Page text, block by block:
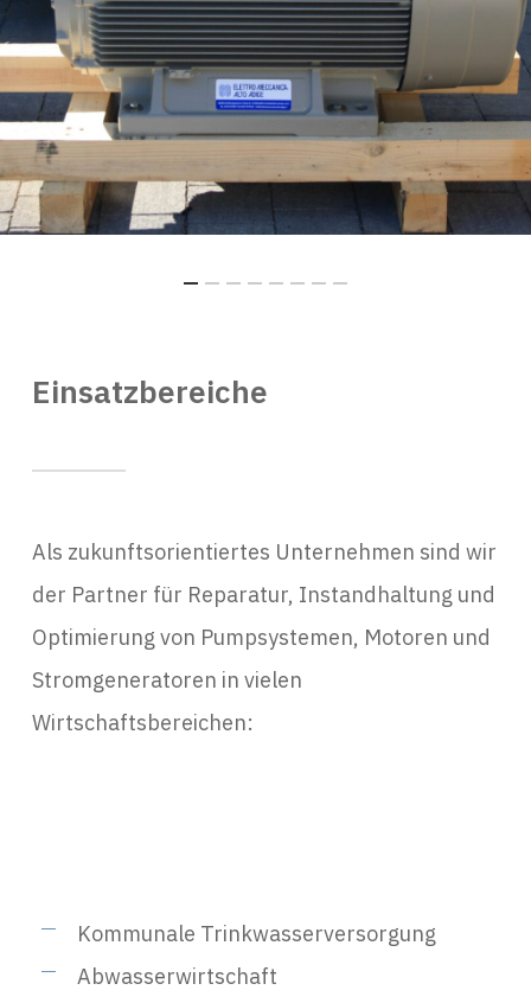
Einsatzbereiche
Als zukunftsorientiertes Unternehmen sind wir
der Partner für Reparatur, Instandhaltung und
Optimierung von Pumpsystemen, Motoren und
Stromgeneratoren in vielen
Wirtschaftsbereichen:
Kommunale Trinkwasserversorgung
Abwasserwirtschaft